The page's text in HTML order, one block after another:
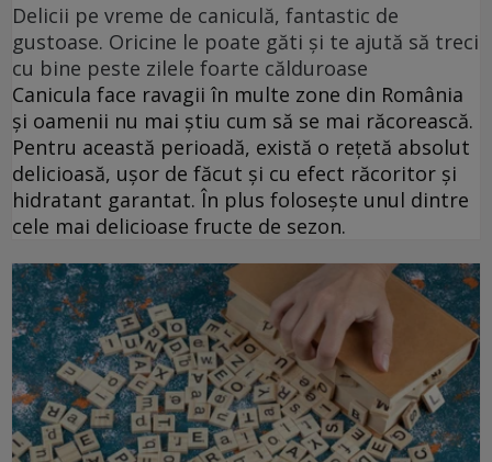
Delicii pe vreme de caniculă, fantastic de
gustoase. Oricine le poate găti și te ajută să treci
cu bine peste zilele foarte călduroase
Canicula face ravagii în multe zone din România
și oamenii nu mai știu cum să se mai răcorească.
Pentru această perioadă, există o rețetă absolut
delicioasă, ușor de făcut și cu efect răcoritor și
hidratant garantat. În plus folosește unul dintre
cele mai delicioase fructe de sezon.